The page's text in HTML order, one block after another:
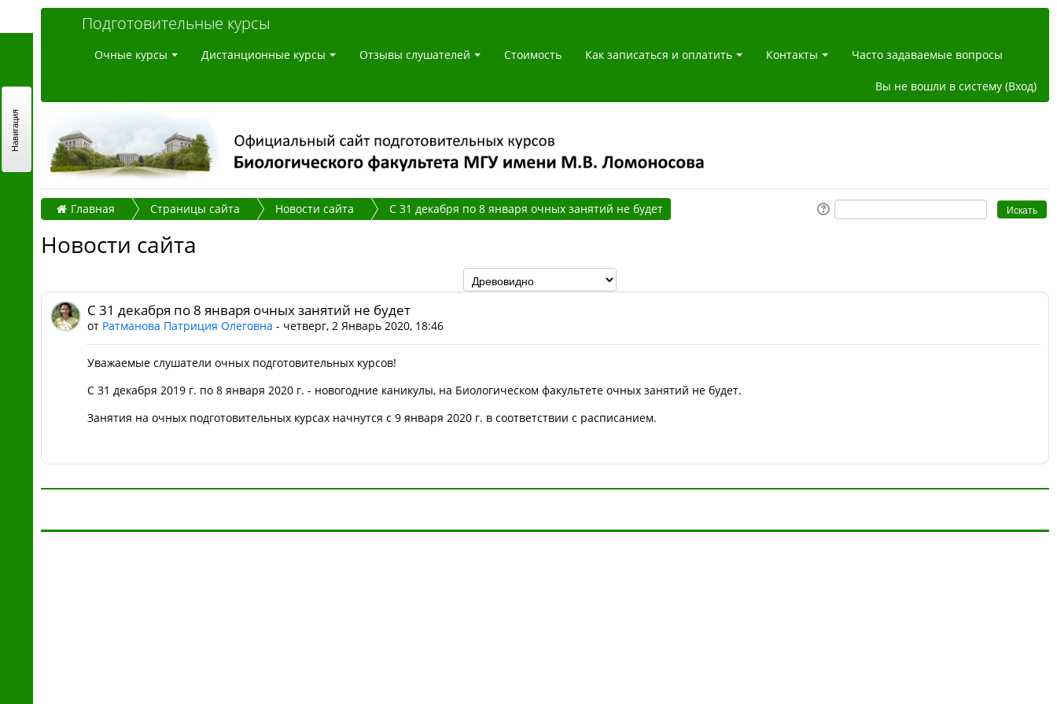
Подготовительные курсы
Очные курсы Дистанционные курсы Отзывы слушателей Стоимость Как записаться и оплатить Контакты Часто задаваемые вопросы
Вы не вошли в систему (Вход)
Главная Страницы сайта Новости сайта С 31 декабря по 8 января очных занятий не будет
Новости сайта
С 31 декабря по 8 января очных занятий не будет
от Ратманова Патриция Олеговна - четверг, 2 Январь 2020, 18:46
Уважаемые слушатели очных подготовительных курсов!
С 31 декабря 2019 г. по 8 января 2020 г. - новогодние каникулы, на Биологическом факультете очных занятий не будет.
Занятия на очных подготовительных курсах начнутся с 9 января 2020 г. в соответствии с расписанием.
Навигация